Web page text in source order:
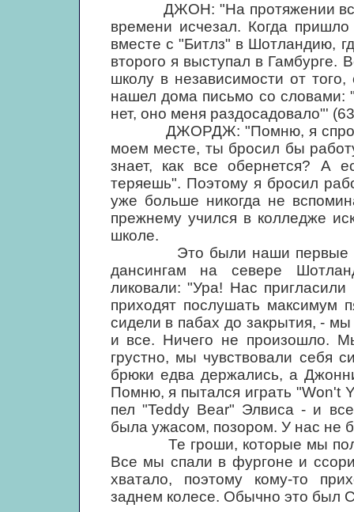
ДЖОН: "На протяжении всех
времени исчезал. Когда
вместе с "Битлз" в Шотландию,
второго я выступал в
школу в независимости от
нашел дома письмо со словами:
нет, оно меня раздосадовало"'
ДЖОРДЖ: "Помню, я спросил
моем месте, ты бросил бы
знает, как все обернется? А
теряешь". Поэтому я бросил
уже больше никогда не
прежнему учился в колледже
школе.
Это были наши первые
дансингам на севере
ликовали: "Ура! Нас
приходят послушать максимум
сидели в пабах до закрытия, -
и все. Ничего не произошло.
грустно, мы чувствовали себя
брюки едва держались, а
Помню, я пытался играть "Won't
пел "Teddy Bear" Элвиса - и
была ужасом, позором. У нас не
Те гроши, которые мы
Все мы спали в фургоне и
хватало, поэтому кому-то
заднем колесе. Обычно это был